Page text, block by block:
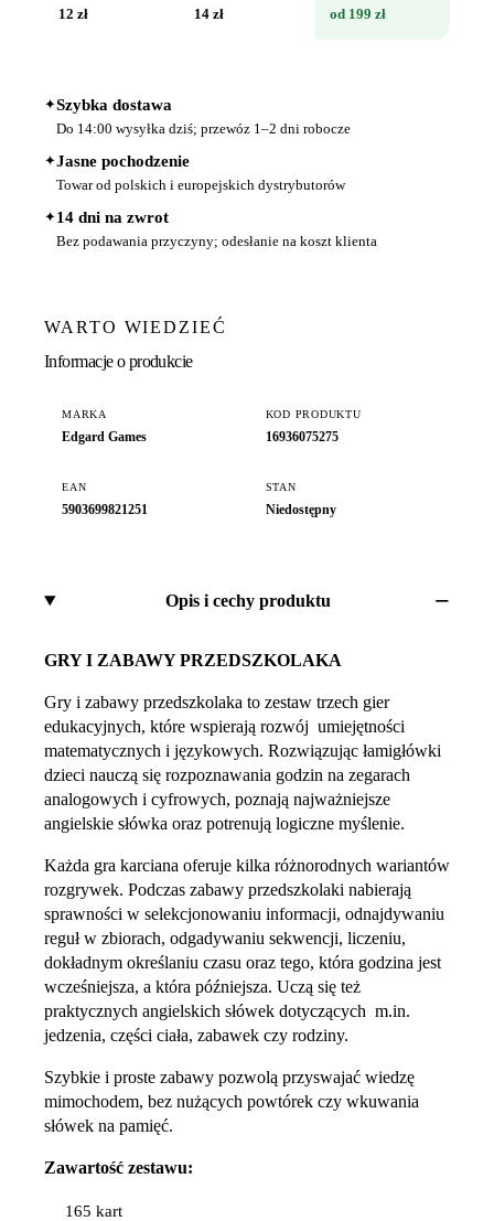
12 zł 14 zł od 199 zł
✦Szybka dostawa
Do 14:00 wysyłka dziś; przewóz 1–2 dni robocze
✦Jasne pochodzenie
Towar od polskich i europejskich dystrybutorów
✦14 dni na zwrot
Bez podawania przyczyny; odesłanie na koszt klienta
WARTO WIEDZIEĆ
Informacje o produkcie
MARKA
Edgard Games
KOD PRODUKTU
16936075275
EAN
5903699821251
STAN
Niedostępny
Opis i cechy produktu
GRY I ZABAWY PRZEDSZKOLAKA
Gry i zabawy przedszkolaka to zestaw trzech gier
edukacyjnych, które wspierają rozwój umiejętności
matematycznych i językowych. Rozwiązując łamigłówki
dzieci nauczą się rozpoznawania godzin na zegarach
analogowych i cyfrowych, poznają najważniejsze
angielskie słówka oraz potrenują logiczne myślenie.
Każda gra karciana oferuje kilka różnorodnych wariantów
rozgrywek. Podczas zabawy przedszkolaki nabierają
sprawności w selekcjonowaniu informacji, odnajdywaniu
reguł w zbiorach, odgadywaniu sekwencji, liczeniu,
dokładnym określaniu czasu oraz tego, która godzina jest
wcześniejsza, a która późniejsza. Uczą się też
praktycznych angielskich słówek dotyczących m.in.
jedzenia, części ciała, zabawek czy rodziny.
Szybkie i proste zabawy pozwolą przyswajać wiedzę
mimochodem, bez nużących powtórek czy wkuwania
słówek na pamięć.
Zawartość zestawu:
165 kart